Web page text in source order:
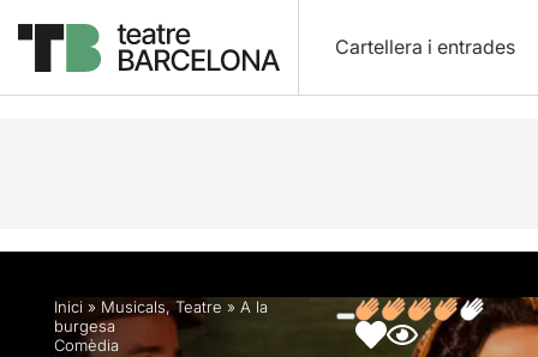
Cartellera i entrades
Descripció Fitxa artística Fotos i vídeos
Inici » Musicals,Teatre » A la
burgesa
Comèdia